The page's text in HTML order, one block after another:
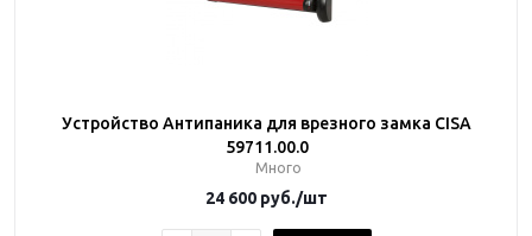
Устройство Антипаника для врезного замка CISA
59711.00.0
Много
24 600 руб./шт